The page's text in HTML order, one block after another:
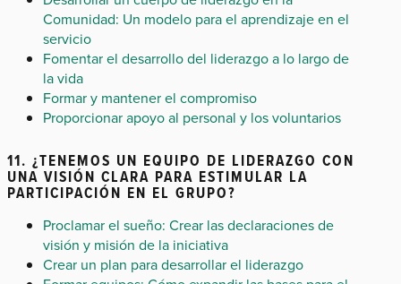
Comunidad: Un modelo para el aprendizaje en el
servicio
Fomentar el desarrollo del liderazgo a lo largo de
la vida
Formar y mantener el compromiso
Proporcionar apoyo al personal y los voluntarios
11. ¿TENEMOS UN EQUIPO DE LIDERAZGO CON
UNA VISIÓN CLARA PARA ESTIMULAR LA
PARTICIPACIÓN EN EL GRUPO?
Proclamar el sueño: Crear las declaraciones de
visión y misión de la iniciativa
Crear un plan para desarrollar el liderazgo